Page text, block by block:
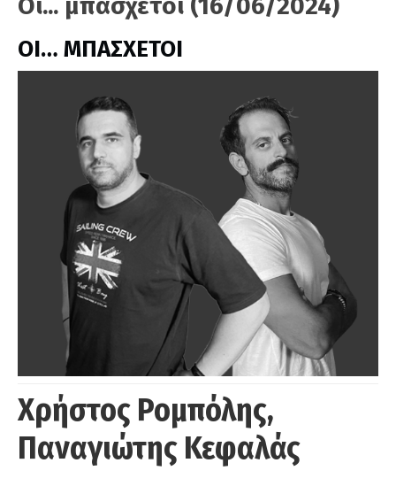
ΟΙ… ΜΠΑΣΧΕΤΟΙ
Χρήστος Ρομπόλης,
Παναγιώτης Κεφαλάς